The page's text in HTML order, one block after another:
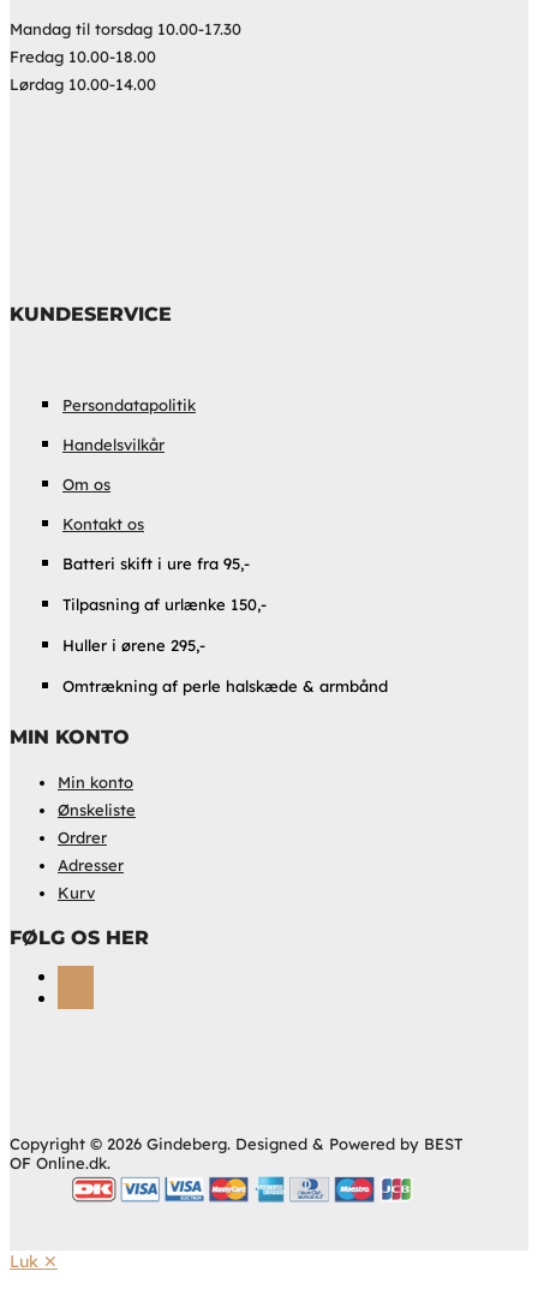
Mandag til torsdag 10.00-17.30
Fredag 10.00-18.00
Lørdag 10.00-14.00
KUNDESERVICE
Persondatapolitik
Handelsvilkår
Om os
Kontakt os
Batteri skift i ure fra 95,-
Tilpasning af urlænke 150,-
Huller i ørene 295,-
Omtrækning af perle halskæde & armbånd
MIN KONTO
Min konto
Ønskeliste
Ordrer
Adresser
Kurv
FØLG OS HER
Copyright © 2026 Gindeberg. Designed & Powered by BEST
OF Online.dk.
Luk ✕